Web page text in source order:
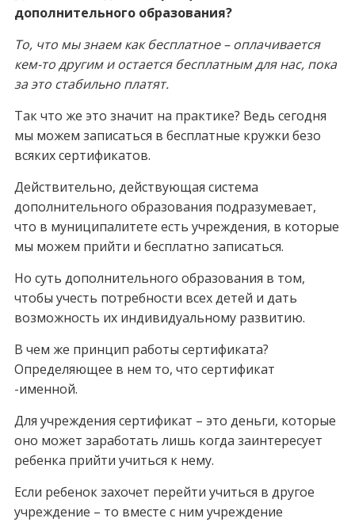
дополнительного образования?
То, что мы знаем как бесплатное – оплачивается
кем-то другим и остается бесплатным для нас, пока
за это стабильно платят.
Так что же это значит на практике? Ведь сегодня
мы можем записаться в бесплатные кружки безо
всяких сертификатов.
Действительно, действующая система
дополнительного образования подразумевает,
что в муниципалитете есть учреждения, в которые
мы можем прийти и бесплатно записаться.
Но суть дополнительного образования в том,
чтобы учесть потребности всех детей и дать
возможность их индивидуальному развитию.
В чем же принцип работы сертификата?
Определяющее в нем то, что сертификат
-именной.
Для учреждения сертификат – это деньги, которые
оно может заработать лишь когда заинтересует
ребенка прийти учиться к нему.
Если ребенок захочет перейти учиться в другое
учреждение – то вместе с ним учреждение